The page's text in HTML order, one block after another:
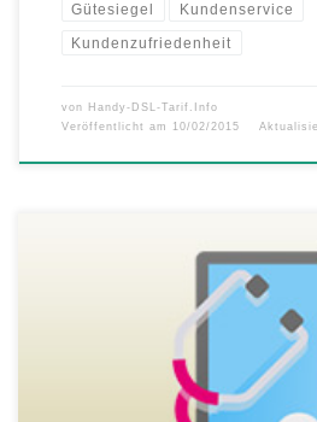
Gütesiegel Kundenservice
Kundenzufriedenheit
von Handy-DSL-Tarif.Info
Veröffentlicht am
10/02/2015
Die Telekom steht Ihnen und Ihren
Rat und Tat zur Seite! Die Online-
Einrichten, Updaten oder Fehlerbeheben.
Smartphone oder Tablet sicher und
Anleitungen, Tipps und Hilfestellungen